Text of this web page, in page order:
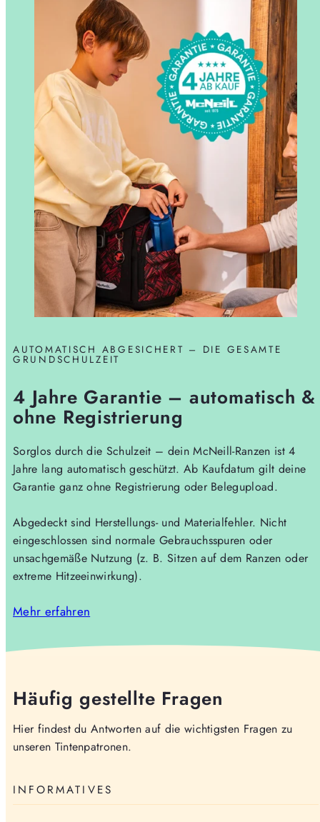
AUTOMATISCH ABGESICHERT – DIE GESAMTE
GRUNDSCHULZEIT
4 Jahre Garantie – automatisch &
ohne Registrierung
Sorglos durch die Schulzeit – dein McNeill-Ranzen ist 4
Jahre lang automatisch geschützt. Ab Kaufdatum gilt deine
Garantie ganz ohne Registrierung oder Belegupload.
Abgedeckt sind Herstellungs- und Materialfehler. Nicht
eingeschlossen sind normale Gebrauchsspuren oder
unsachgemäße Nutzung (z. B. Sitzen auf dem Ranzen oder
extreme Hitzeeinwirkung).
Mehr erfahren
Häufig gestellte Fragen
Hier findest du Antworten auf die wichtigsten Fragen zu
unseren Tintenpatronen.
INFORMATIVES